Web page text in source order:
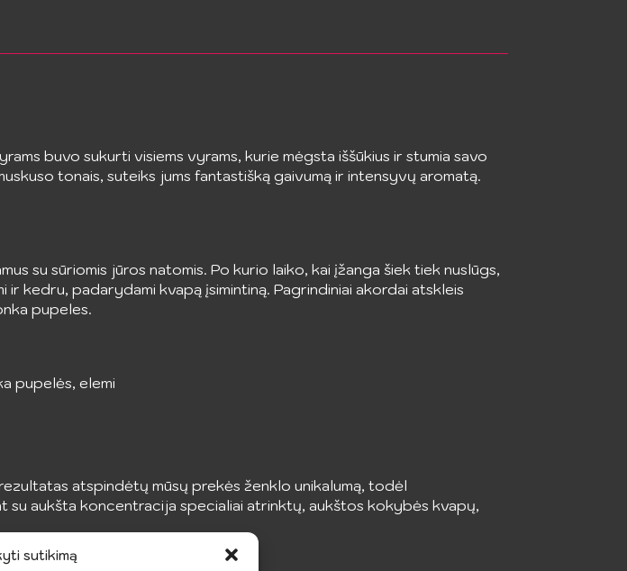
sutikimą
buvo sukurti visiems vyrams, kurie mėgsta iššūkius ir stumia savo
tonais, suteiks jums fantastišką gaivumą ir intensyvų aromatą.
su sūriomis jūros natomis. Po kurio laiko, kai įžanga šiek tiek nuslūgs,
kedru, padarydami kvapą įsimintiną. Pagrindiniai akordai atskleis
pupeles.
pupelės, elemi
atspindėtų mūsų prekės ženklo unikalumą, todėl
aukšta koncentracija specialiai atrinktų, aukštos kokybės kvapų,
Kiekvienas ras kažką sau.